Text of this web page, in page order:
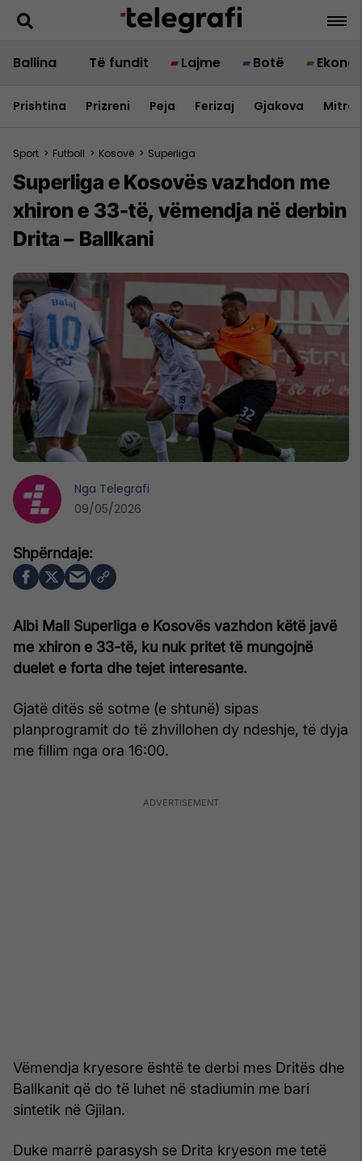
Ballina Të fundit Lajme Botë
Prishtina Prizreni Peja Ferizaj Gjakova
Sport > Futboll > Kosovë > Superliga
Superliga e Kosovës vazhdon me
xhiron e 33-të, vëmendja në derbin
Drita – Ballkani
Albi Mall Superliga e Kosovës vazhdon këtë javë
me xhiron e 33-të, ku nuk pritet të mungojnë
duelet e forta dhe tejet interesante.
Gjatë ditës së sotme (e shtunë) sipas
planprogramit do të zhvillohen dy ndeshje, të dyja
me fillim nga ora 16:00.
Vëmendja kryesore është te derbi mes Dritës dhe
Ballkanit që do të luhet në stadiumin me bari
sintetik në Gjilan.
Duke marrë parasysh se Drita kryeson me tetë
Nga Telegrafi
09/05/2026